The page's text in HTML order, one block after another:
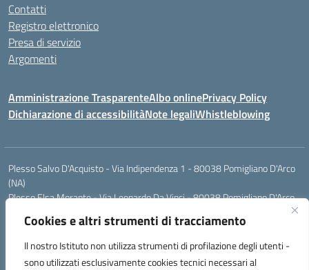
Cookies e altri strumenti di tracciamento
Il nostro Istituto non utilizza strumenti di profilazione degli utenti -
sono utilizzati esclusivamente cookies tecnici necessari al
Contatti
Registro elettronico
Presa di servizio
Argomenti
Amministrazione TrasparenteAlbo onlinePrivacy Policy
Dichiarazione di accessibilitàNote legaliWhistleblowing
Plesso Salvo D'Acquisto - Via Indipendenza 1 - 80038 Pomigliano D'Arco
(NA)
Plesso Elsa Morante - Via Leonardo Da Vinci - 80038 Pomigliano D'Arco
Plesso Leone - Via Pascoli - 80038 Pomigliano D'Arco (NA)
Tel.:0813177304 - Mail: naic8g1003@istruzione.it - Pec: